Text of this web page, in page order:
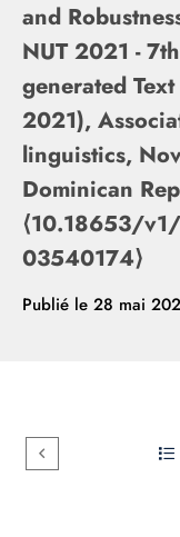
and
NUT 2021 -
generated
2021),
linguistics,
Dominican
⟨10.18653/v1/
03540174⟩
Publié le 28 mai